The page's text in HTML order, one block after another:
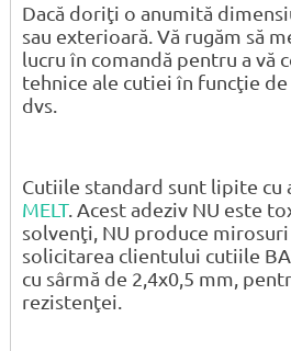
Dacă doriţi o anumită
sau exterioară. Vă rugăm să
lucru în comandă pentru a vă
tehnice ale cutiei în funcţie
dvs.
Cutiile standard sunt lipite cu
MELT. Acest adeziv NU este
solvenţi, NU produce mirosuri
solicitarea clientului cutiile
cu sârmă de 2,4x0,5 mm,
rezistenţei.